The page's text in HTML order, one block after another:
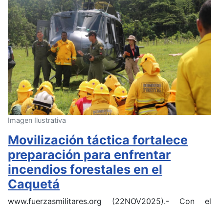
Imagen Ilustrativa
Movilización táctica fortalece
preparación para enfrentar
incendios forestales en el
Caquetá
www.fuerzasmilitares.org (22NOV2025).- Con el